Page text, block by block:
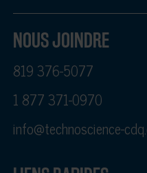
NOUS JOINDRE
819 376-5077
1 877 371-0970
info@technoscience-